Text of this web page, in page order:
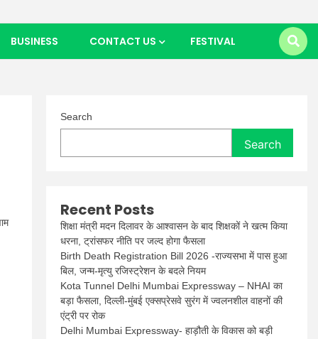
BUSINESS CONTACT US FESTIVAL
Search
Search
Recent Posts
शिक्षा मंत्री मदन दिलावर के आश्वासन के बाद शिक्षकों ने खत्म किया
धरना, ट्रांसफर नीति पर जल्द होगा फैसला
Birth Death Registration Bill 2026 -राज्यसभा में पास हुआ
बिल, जन्म-मृत्यु रजिस्ट्रेशन के बदले नियम
Kota Tunnel Delhi Mumbai Expressway – NHAI का
बड़ा फैसला, दिल्ली-मुंबई एक्सप्रेसवे सुरंग में ज्वलनशील वाहनों की
एंट्री पर रोक
Delhi Mumbai Expressway- हाड़ौती के विकास को बड़ी